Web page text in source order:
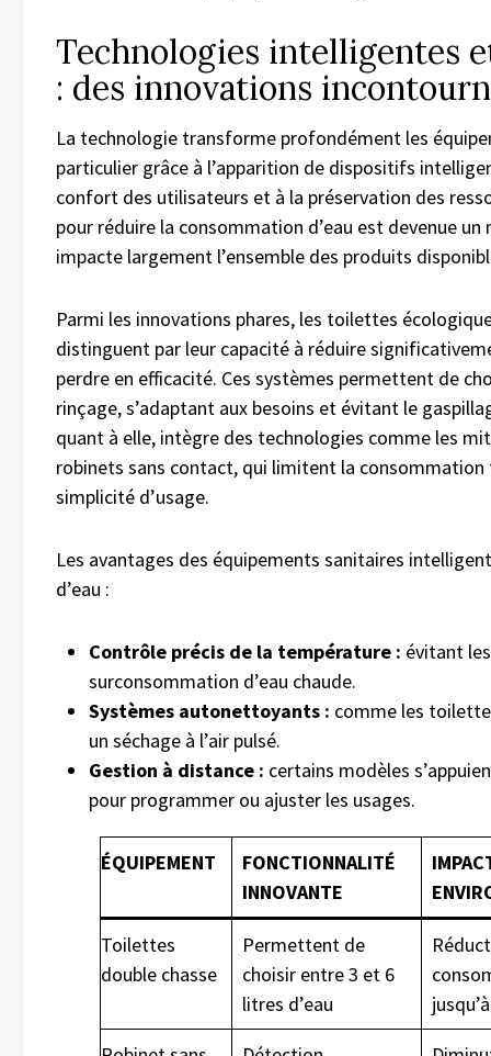
Technologies intelligentes
: des innovations
La technologie transforme profondément les
particulier grâce à l’apparition de dispositifs
confort des utilisateurs et à la préservation des
pour réduire la consommation d’eau est devenue
impacte largement l’ensemble des produits
Parmi les innovations phares, les toilettes
distinguent par leur capacité à réduire
perdre en efficacité. Ces systèmes permettent de
rinçage, s’adaptant aux besoins et évitant le
quant à elle, intègre des technologies comme les
robinets sans contact, qui limitent la
simplicité d’usage.
Les avantages des équipements sanitaires
d’eau :
Contrôle précis de la température : évitant
surconsommation d’eau chaude.
Systèmes autonettoyants : comme les
un séchage à l’air pulsé.
Gestion à distance : certains modèles
pour programmer ou ajuster les usages.
ÉQUIPEMENT
FONCTIONNALITÉ
INNOVANTE
Toilettes
double chasse
Permettent de
choisir entre 3 et 6
litres d’eau